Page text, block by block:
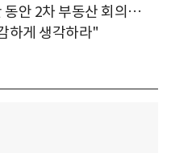
동안 2차 부동산 회의…
하게 생각하라"